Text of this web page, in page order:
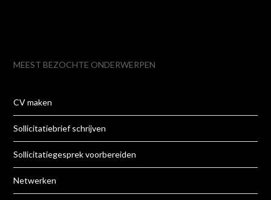
MEEST BEZOCHTE ONDERWERPEN
CV maken
Sollicitatiebrief schrijven
Sollicitatiegesprek voorbereiden
Netwerken